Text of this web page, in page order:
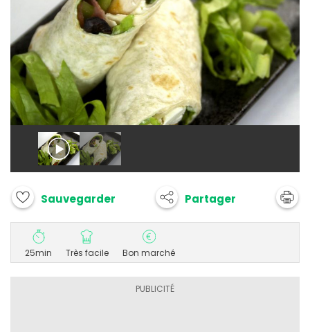
Sauvegarder Partager
25min Très facile Bon marché